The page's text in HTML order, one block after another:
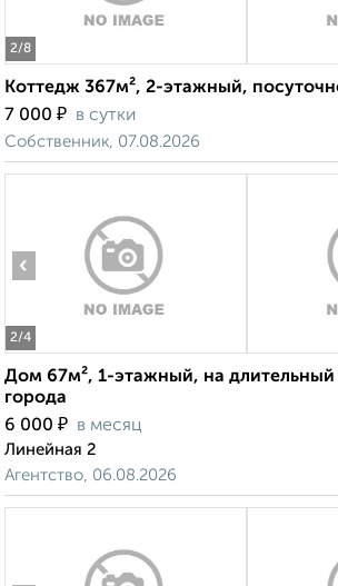
2/8
Коттедж 367м², 2-этажный,
7 000 ₽ в сутки
Собственник, 07.08.2026
2/4
‹
Дом 67м², 1-этажный, на длительный
города
6 000 ₽ в месяц
Линейная 2
Агентство, 06.08.2026